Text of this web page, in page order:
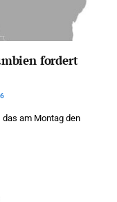
fordert
das am Montag den